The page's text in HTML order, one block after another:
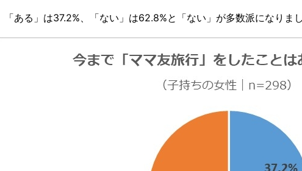
「ある」は37.2%、「ない」は62.8%と「ない」が多数派になりまし